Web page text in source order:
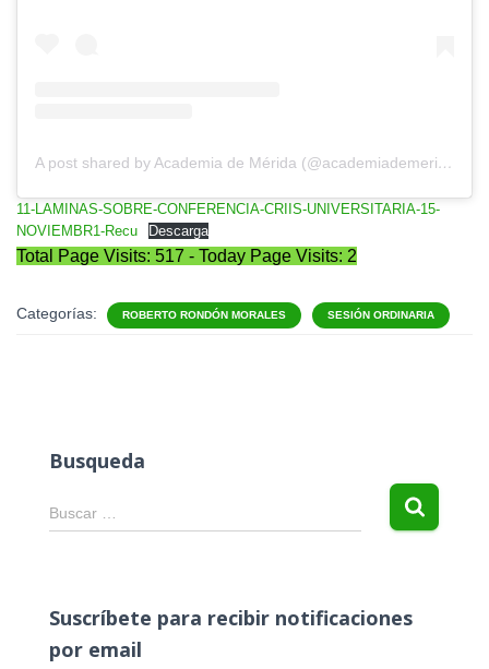
A post shared by Academia de Mérida (@academiademerida)
11-LAMINAS-SOBRE-CONFERENCIA-CRIIS-UNIVERSITARIA-15-
NOVIEMBR1-Recu
Descarga
Total Page Visits: 517 - Today Page Visits: 2
Categorías: ROBERTO RONDÓN MORALES SESIÓN ORDINARIA
Busqueda
B
u
r
:
Buscar …
Suscríbete para recibir notificaciones
por email